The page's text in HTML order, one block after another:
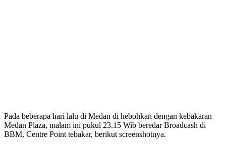
Pada beberapa hari lalu di Medan di hebohkan dengan kebakaran
Medan Plaza, malam ini pukul 23.15 Wib beredar Broadcash di
BBM, Centre Point tebakar, berikut screenshotnya.